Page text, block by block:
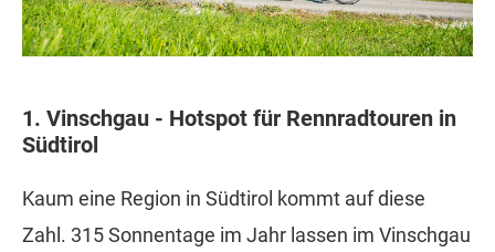
1. Vinschgau - Hotspot für Rennradtouren in
Südtirol
Kaum eine Region in Südtirol kommt auf diese
Zahl. 315 Sonnentage im Jahr lassen im Vinschgau